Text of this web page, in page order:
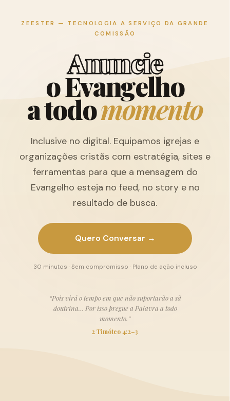
ZEESTER — TECNOLOGIA A SERVIÇO DA GRANDE
COMISSÃO
Anuncie
oEvangelho
atodomomento
Inclusive no digital. Equipamos igrejas e
organizações cristãs com estratégia, sites e
ferramentas para que a mensagem do
Evangelho esteja no feed, no story e no
resultado de busca.
Quero Conversar →
30 minutos · Sem compromisso · Plano de ação incluso
“Pois virá o tempo em que não suportarão a sã
doutrina… Por isso pregue a Palavra a todo
momento.”
2 Timóteo 4:2–3